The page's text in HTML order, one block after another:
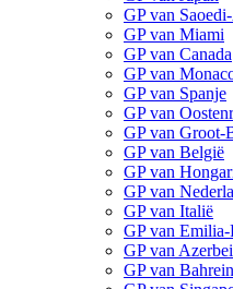
GP van
GP van Miami
GP van Canada
GP van
GP van Spanje
GP van
GP van Groot-
GP van België
GP van
GP van
GP van Italië
GP van Emilia-
GP van
GP van Bahrein